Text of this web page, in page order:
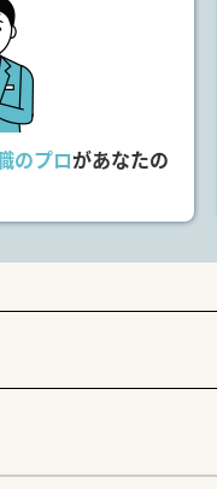
のプロがあなたの